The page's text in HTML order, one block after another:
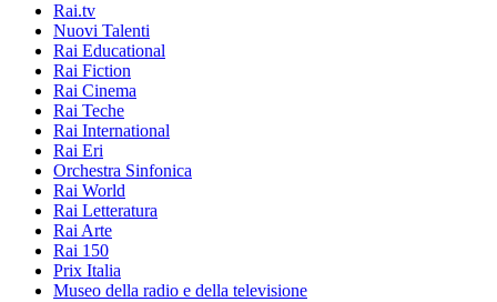
Rai.tv
Nuovi Talenti
Rai Educational
Rai Fiction
Rai Cinema
Rai Teche
Rai International
Rai Eri
Orchestra Sinfonica
Rai World
Rai Letteratura
Rai Arte
Rai 150
Prix Italia
Museo della radio e della televisione